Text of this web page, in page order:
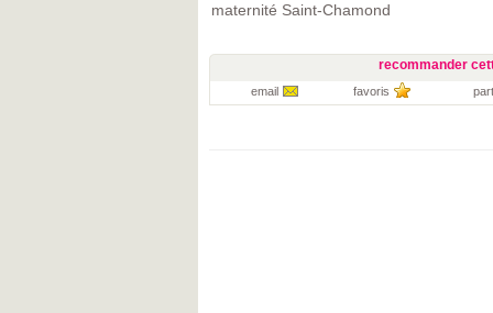
maternité Saint-Chamond
recommander
email favoris